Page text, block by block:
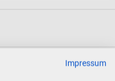
Impressum